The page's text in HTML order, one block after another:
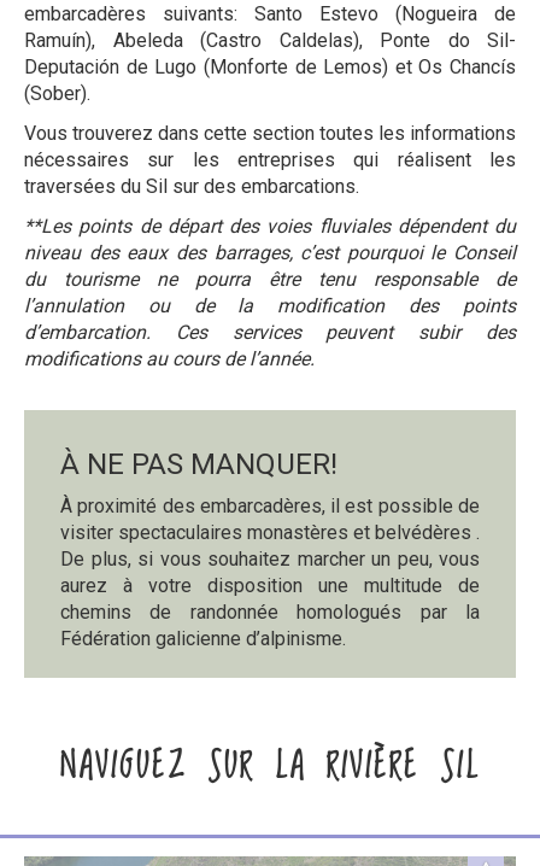
embarcadères suivants: Santo Estevo (Nogueira de
Ramuín), Abeleda (Castro Caldelas), Ponte do Sil-
Deputación de Lugo (Monforte de Lemos) et Os Chancís
(Sober).
Vous trouverez dans cette section toutes les informations
nécessaires sur les entreprises qui réalisent les
traversées du Sil sur des embarcations.
**Les points de départ des voies fluviales dépendent du
niveau des eaux des barrages, c’est pourquoi le Conseil
du tourisme ne pourra être tenu responsable de
l’annulation ou de la modification des points
d’embarcation. Ces services peuvent subir des
modifications au cours de l’année.
À NE PAS MANQUER!
À proximité des embarcadères, il est possible de
visiter spectaculaires monastères et belvédères .
De plus, si vous souhaitez marcher un peu, vous
aurez à votre disposition une multitude de
chemins de randonnée homologués par la
Fédération galicienne d’alpinisme.
NAVIGUEZ SUR LA RIVIÈRE SIL